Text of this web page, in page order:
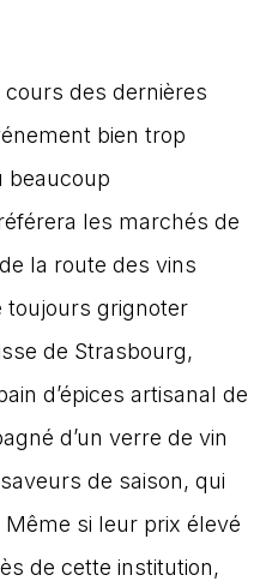
des dernières
bien trop
beaucoup
les marchés de
la route des vins
toujours grignoter
de Strasbourg,
d’épices artisanal de
d’un verre de vin
de saison, qui
Même si leur prix élevé
de cette institution,